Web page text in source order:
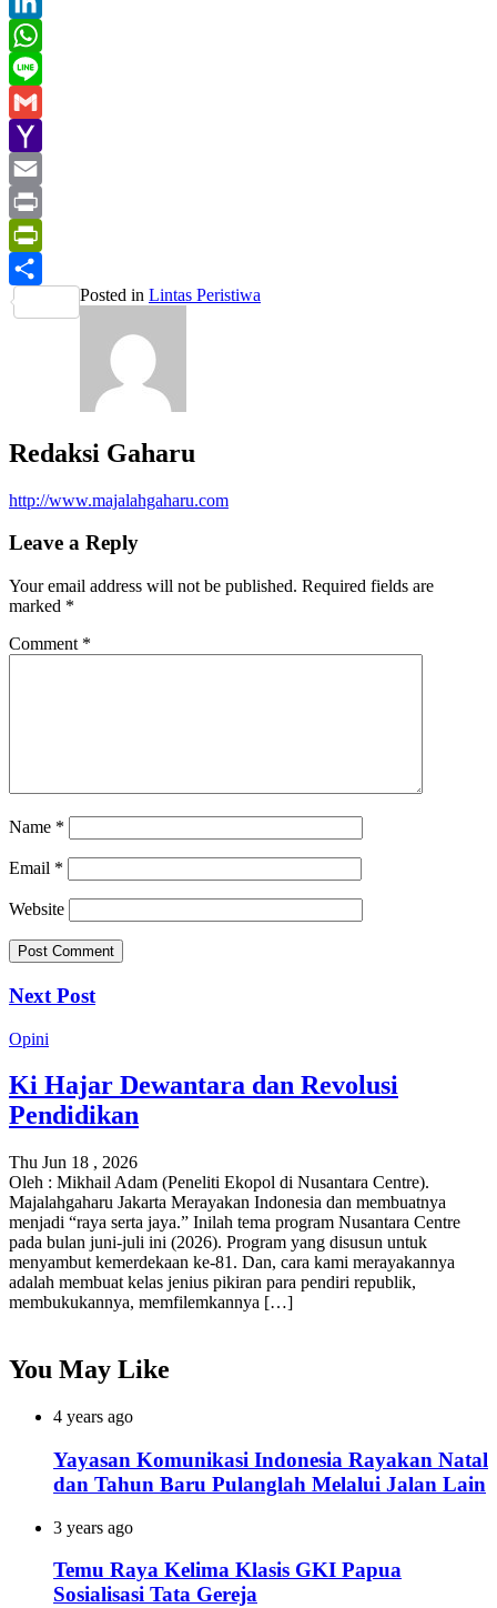
LinkedIn
WhatsApp
Line
Gmail
Yahoo
Mail
Email
Print
PrintFriendly
Share
Posted in Lintas Peristiwa
Redaksi Gaharu
http://www.majalahgaharu.com
Leave a Reply
Your email address will not be published. Required fields are
marked *
Comment *
Name *
Email *
Website
Next Post
Opini
Ki Hajar Dewantara dan Revolusi
Pendidikan
Thu Jun 18 , 2026
Oleh : Mikhail Adam (Peneliti Ekopol di Nusantara Centre).
Majalahgaharu Jakarta Merayakan Indonesia dan membuatnya
menjadi “raya serta jaya.” Inilah tema program Nusantara Centre
pada bulan juni-juli ini (2026). Program yang disusun untuk
menyambut kemerdekaan ke-81. Dan, cara kami merayakannya
adalah membuat kelas jenius pikiran para pendiri republik,
membukukannya, memfilemkannya […]
You May Like
4 years ago
Yayasan Komunikasi Indonesia Rayakan Natal
dan Tahun Baru Pulanglah Melalui Jalan Lain
3 years ago
Temu Raya Kelima Klasis GKI Papua
Sosialisasi Tata Gereja